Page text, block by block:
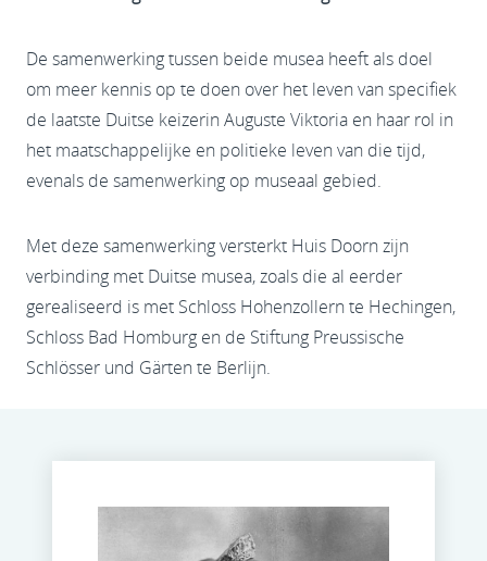
De samenwerking tussen beide musea heeft als doel
om meer kennis op te doen over het leven van specifiek
de laatste Duitse keizerin Auguste Viktoria en haar rol in
het maatschappelijke en politieke leven van die tijd,
evenals de samenwerking op museaal gebied.
Met deze samenwerking versterkt Huis Doorn zijn
verbinding met Duitse musea, zoals die al eerder
gerealiseerd is met Schloss Hohenzollern te Hechingen,
Schloss Bad Homburg en de Stiftung Preussische
Schlösser und Gärten te Berlijn.